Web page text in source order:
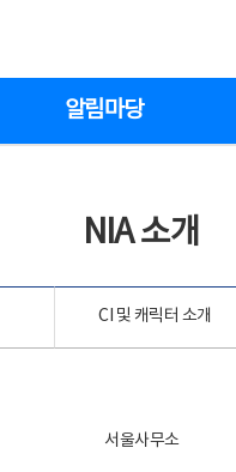
알림마당
NIA 소개
CI 및 캐릭터 소개
서울사무소